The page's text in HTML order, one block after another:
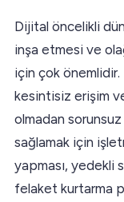
Dijital öncelikli
inşa etmesi ve
için çok
kesintisiz erişim
olmadan
sağlamak için
yapması, yedekli
felaket kurtarma